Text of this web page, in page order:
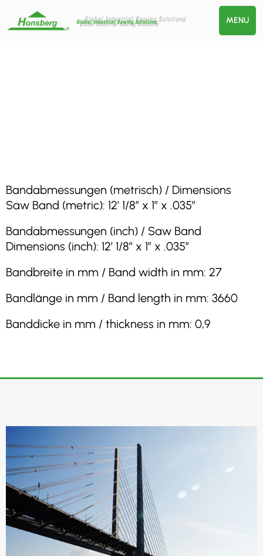
MENU
Bandabmessungen (metrisch) / Dimensions
Saw Band (metric): 12′ 1/8″ x 1″ x .035″
Bandabmessungen (inch) / Saw Band
Dimensions (inch): 12′ 1/8″ x 1″ x .035″
Bandbreite in mm / Band width in mm: 27
Bandlänge in mm / Band length in mm: 3660
Banddicke in mm / thickness in mm: 0,9